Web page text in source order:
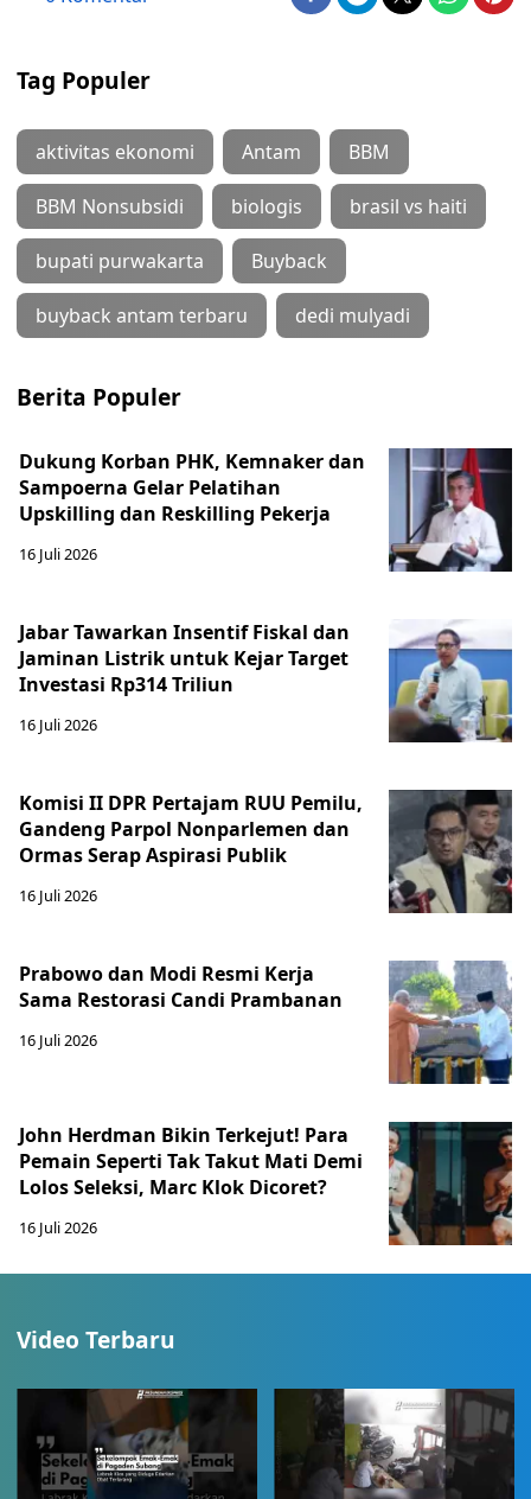
Tag Populer
aktivitas ekonomi Antam BBM
BBM Nonsubsidi biologis brasil vs haiti
bupati purwakarta Buyback
buyback antam terbaru dedi mulyadi
Berita Populer
Dukung Korban PHK, Kemnaker dan
Sampoerna Gelar Pelatihan
Upskilling dan Reskilling Pekerja
16 Juli 2026
Jabar Tawarkan Insentif Fiskal dan
Jaminan Listrik untuk Kejar Target
Investasi Rp314 Triliun
16 Juli 2026
Komisi II DPR Pertajam RUU Pemilu,
Gandeng Parpol Nonparlemen dan
Ormas Serap Aspirasi Publik
16 Juli 2026
Prabowo dan Modi Resmi Kerja
Sama Restorasi Candi Prambanan
16 Juli 2026
John Herdman Bikin Terkejut! Para
Pemain Seperti Tak Takut Mati Demi
Lolos Seleksi, Marc Klok Dicoret?
16 Juli 2026
Video Terbaru